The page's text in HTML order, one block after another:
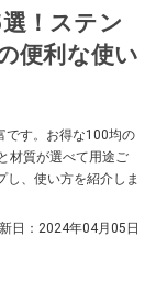
！ステン
便利な使い
です。お得な100均の
材質が選べて用途ご
し、使い方を紹介しま
日： 2024年04月05日